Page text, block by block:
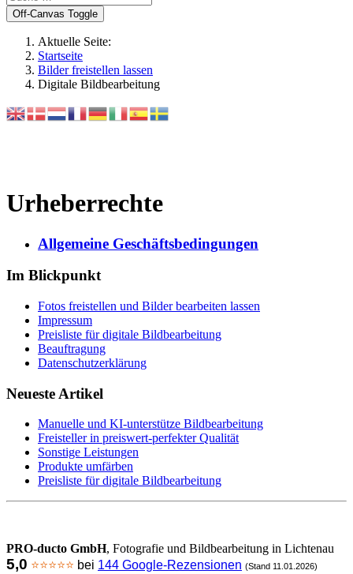
Off-Canvas Toggle
Aktuelle Seite:
Startseite
Bilder freistellen lassen
Digitale Bildbearbeitung
Urheberrechte
Allgemeine Geschäftsbedingungen
Im Blickpunkt
Fotos freistellen und Bilder bearbeiten lassen
Impressum
Preisliste für digitale Bildbearbeitung
Beauftragung
Datenschutzerklärung
Neueste Artikel
Manuelle und KI-unterstütze Bildbearbeitung
Freisteller in preiswert-perfekter Qualität
Sonstige Leistungen
Produkte umfärben
Preisliste für digitale Bildbearbeitung
PRO-ducto GmbH, Fotografie und Bildbearbeitung in Lichtenau
5,0 ⭐⭐⭐⭐⭐ bei 144 Google-Rezensionen (Stand 11.01.2026)